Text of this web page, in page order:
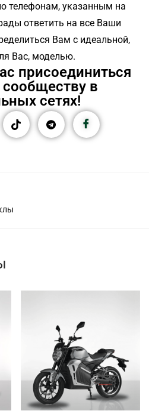
телефонам, указанным на
ответить на все Ваши
Вам с идеальной,
Вас, моделью.
присоединиться
в
сетях!